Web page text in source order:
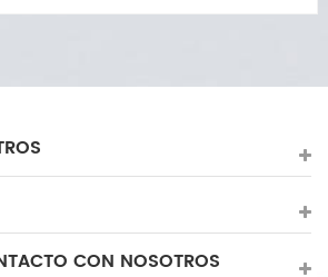
etc. La máquina ECP ahora es
CON NOSOTROS